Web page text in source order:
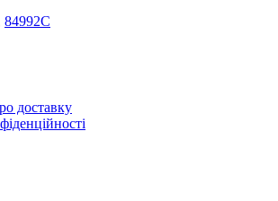
84992C
доставку